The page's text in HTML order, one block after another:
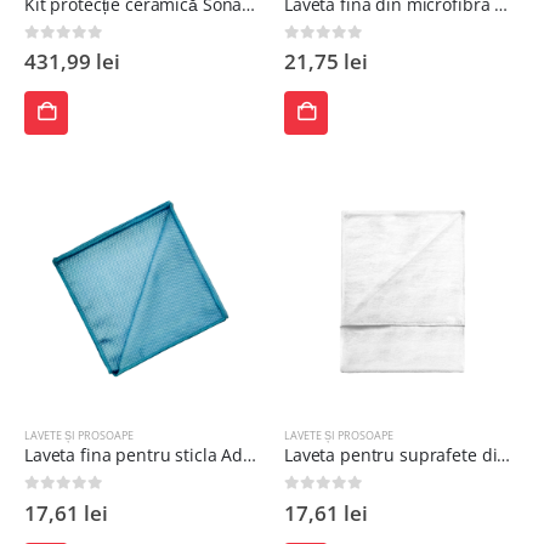
0out of 5
431,99 lei 0out of 5
21,75 lei
LAVETE ȘI PROSOAPE
Laveta fina pentru sticla Adbl 40X40cm
out of 5
17,61 lei
LAVETE ȘI PROSOAPE
Laveta pentru suprafete din piele Adbl 40x 40 cm
out of 5
17,61 lei